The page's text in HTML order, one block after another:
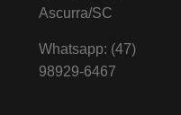
Ascurra/SC
Whatsapp: (47)
98929-6467